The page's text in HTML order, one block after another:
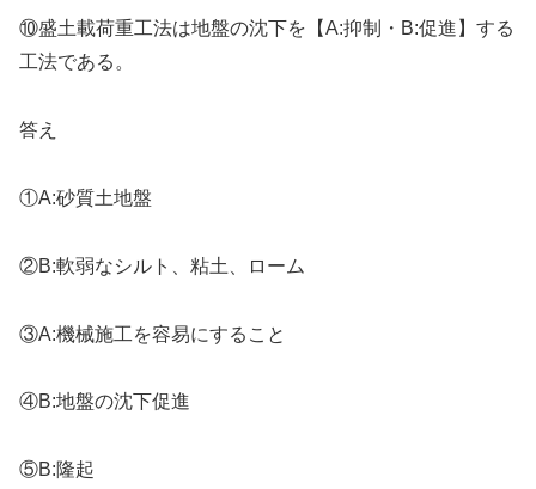
⑩盛土載荷重工法は地盤の沈下を【A:抑制・B:促進】する
工法である。
答え
①A:砂質土地盤
②B:軟弱なシルト、粘土、ローム
③A:機械施工を容易にすること
④B:地盤の沈下促進
⑤B:隆起